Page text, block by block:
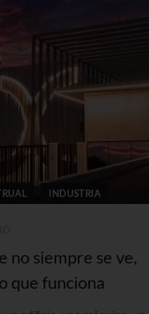
INDUSTRIA
no siempre se ve,
que funciona